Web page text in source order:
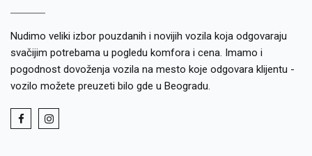
Nudimo veliki izbor pouzdanih i novijih vozila koja odgovaraju
svačijim potrebama u pogledu komfora i cena. Imamo i
pogodnost dovoženja vozila na mesto koje odgovara klijentu -
vozilo možete preuzeti bilo gde u Beogradu.